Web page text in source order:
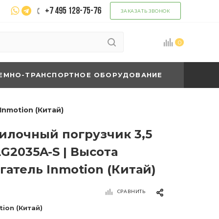
+7 495 128-75-76 ЗАКАЗАТЬ ЗВОНОК
0
ТРАНСПОРТНОЕ ОБОРУДОВАНИЕ
(Китай)
погрузчик 3,5
S | Высота
Inmotion (Китай)
СРАВНИТЬ
(Китай)